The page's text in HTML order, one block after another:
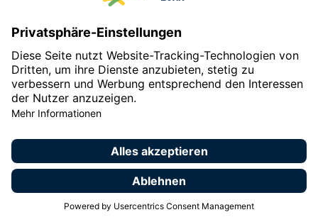
Impressum Datenschutzerklärung
Erklärung zur Barrierefreiheit